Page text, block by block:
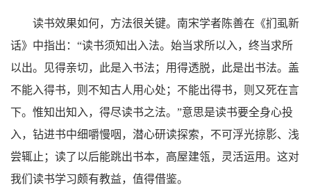
读书效果如何，方法很关键。南宋学者陈善在《扪虱新
话》中指出：“读书须知出入法。始当求所以入，终当求所
以出。见得亲切，此是入书法；用得透脱，此是出书法。盖
不能入得书，则不知古人用心处；不能出得书，则又死在言
下。惟知出知入，得尽读书之法。”意思是读书要全身心投
入，钻进书中细嚼慢咽，潜心研读探索，不可浮光掠影、浅
尝辄止；读了以后能跳出书本，高屋建瓴，灵活运用。这对
我们读书学习颇有教益，值得借鉴。